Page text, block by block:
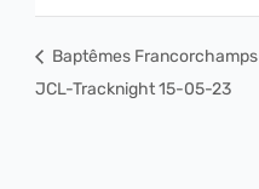
Baptêmes Francorchamps
JCL-Tracknight 15-05-23